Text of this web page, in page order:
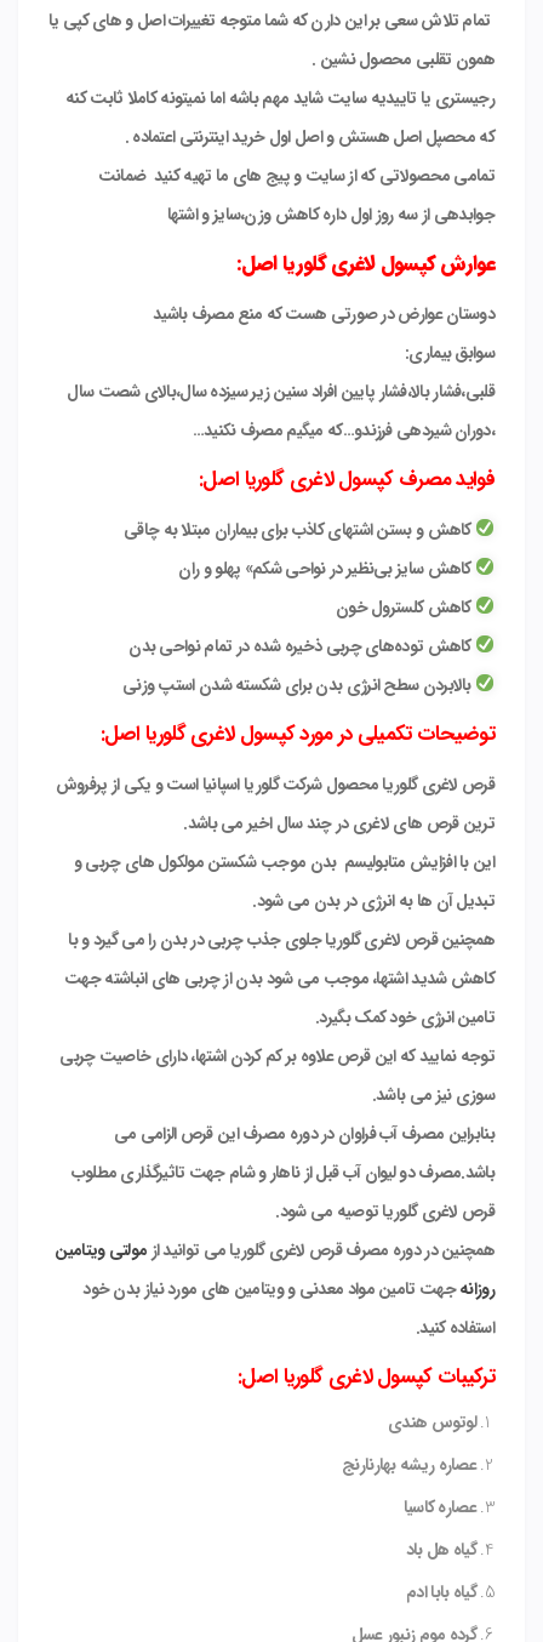
تمام تلاش سعی بر این دارن که شما متوجه تغییرات اصل و های کپی یا
همون تقلبی محصول نشین .
رجیستری یا تاییدیه سایت شاید مهم باشه اما نمیتونه کاملا ثابت کنه
که محصپل اصل هستش و اصل اول خرید اینترنتی اعتماده .
تمامی محصولاتی که از سایت و پیج های ما تهیه کنید ضمانت
جوابدهی از سه روز اول داره کاهش وزن،سایز و اشتها
عوارش کپسول لاغری گلوریا اصل:
دوستان عوارض در صورتی هست که منع مصرف باشید
سوابق بیماری:
قلبی،فشار بالا،فشار پایین افراد سنین زیر سیزده سال،بالای شصت سال
،دوران شیردهی فرزندو…که میگیم مصرف نکنید…
فواید مصرف کپسول لاغری گلوریا اصل:
کاهش و بستن اشتهای کاذب برای بیماران مبتلا به چاقی
کاهش سایز بی‌نظیر در نواحی شکم» پهلو و ران
کاهش کلسترول خون
کاهش توده‌های چربی ذخیره شده در تمام نواحی بدن
بالابردن سطح انرژی بدن برای شکسته شدن استپ وزنی
توضیحات تکمیلی در مورد کپسول لاغری گلوریا اصل:
قرص لاغری گلوریا محصول شرکت گلوریا اسپانیا است و یکی از پرفروش
ترین قرص های لاغری در چند سال اخیر می باشد.
این با افزایش متابولیسم بدن موجب شکستن مولکول های چربی و
تبدیل آن ها به انرژی در بدن می شود.
همچنین قرص لاغری گلوریا جلوی جذب چربی در بدن را می گیرد و با
کاهش شدید اشتها، موجب می شود بدن از چربی های انباشته جهت
تامین انرژی خود کمک بگیرد.
توجه نمایید که این قرص علاوه بر کم کردن اشتها، دارای خاصیت چربی
سوزی نیز می باشد.
بنابراین مصرف آب فراوان در دوره مصرف این قرص الزامی می
باشد.مصرف دو لیوان آب قبل از ناهار و شام جهت تاثیرگذاری مطلوب
قرص لاغری گلوریا توصیه می شود.
همچنین در دوره مصرف قرص لاغری گلوریا می توانید از مولتی ویتامین
روزانهجهت تامین مواد معدنی و ویتامین های مورد نیاز بدن خود
استفاده کنید.
ترکیبات کپسول لاغری گلوریا اصل:
لوتوس هندی
عصاره ریشه بهارنارنج
عصاره کاسیا
گیاه هل باد
گیاه بابا ادم
گرده موم زنبور عسل